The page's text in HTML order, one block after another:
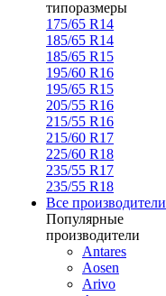
типоразмеры
175/65 R14
185/65 R14
185/65 R15
195/60 R16
195/65 R15
205/55 R16
215/55 R16
215/60 R17
225/60 R18
235/55 R17
235/55 R18
Все производители
Популярные
производители
Antares
Aosen
Arivo